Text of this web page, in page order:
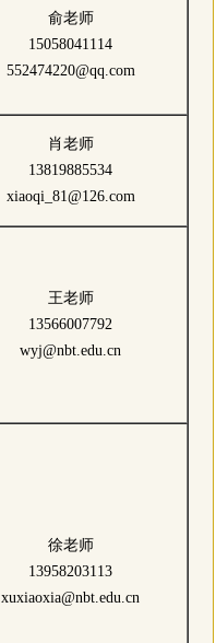
俞老师
15058041114
552474220@qq.com
肖老师
13819885534
xiaoqi_81@126.com
王老师
13566007792
wyj@nbt.edu.cn
徐老师
13958203113
xuxiaoxia@nbt.edu.cn